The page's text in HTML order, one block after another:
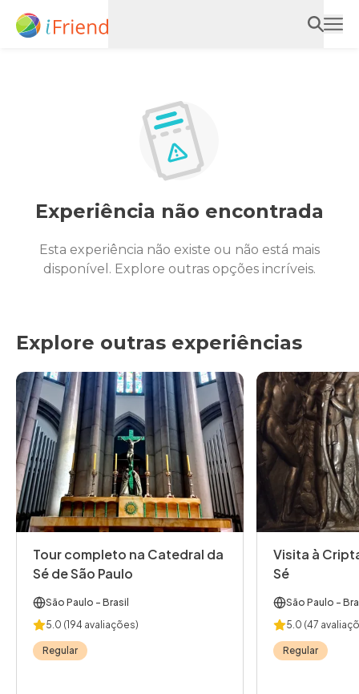
Experiência não encontrada
Esta experiência não existe ou não está mais
disponível. Explore outras opções incríveis.
Explore outras experiências
Tour completo na Catedral da
Sé de São Paulo
São Paulo - Brasil
5.0 (194 avaliações)
Regular
Visita à
Sé
São Paulo -
5.0 (47
Regular